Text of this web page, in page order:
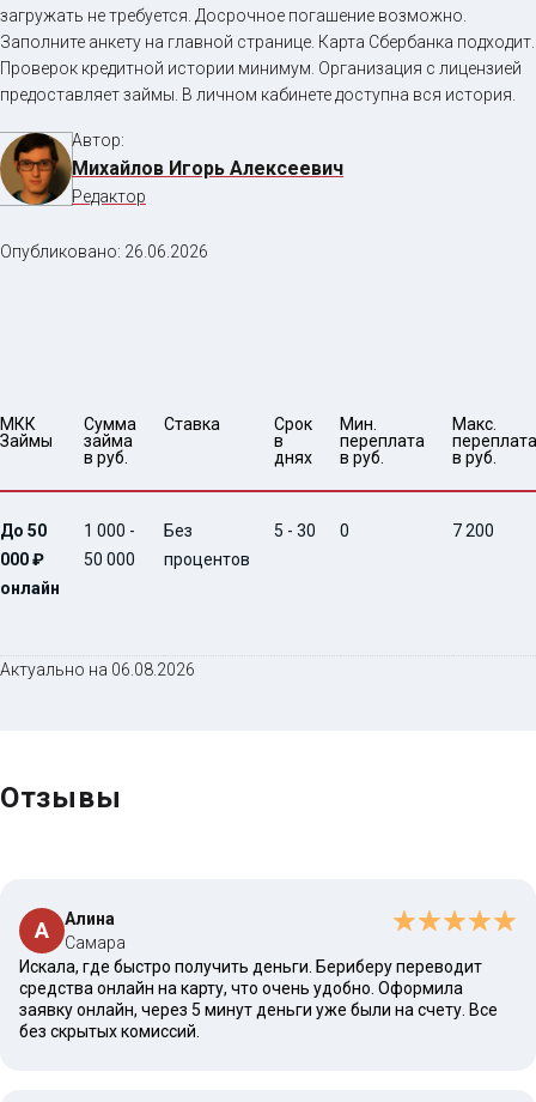
загружать не требуется. Досрочное погашение возможно.
Заполните анкету на главной странице. Карта Сбербанка подходит.
Проверок кредитной истории минимум. Организация с лицензией
предоставляет займы. В личном кабинете доступна вся история.
Автор:
Михайлов Игорь Алексеевич
Редактор
Опубликовано: 26.06.2026
МКК
Займы
Сумма
займа
в руб.
Ставка
Срок
в
днях
Мин.
переплата
в руб.
Макс.
переплата
в руб.
До 50
000 ₽
онлайн
1 000 -
50 000
Без
процентов
5 - 30 0 7 200
Актуально на 06.08.2026
Отзывы
А
Алина
Самара
Искала, где быстро получить деньги. Бериберу переводит
средства онлайн на карту, что очень удобно. Оформила
заявку онлайн, через 5 минут деньги уже были на счету. Все
без скрытых комиссий.